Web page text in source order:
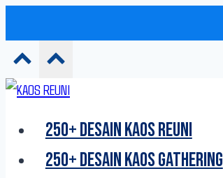
Skip
content
250+ DESAIN KAOS REUNI
250+ DESAIN KAOS GATHERING